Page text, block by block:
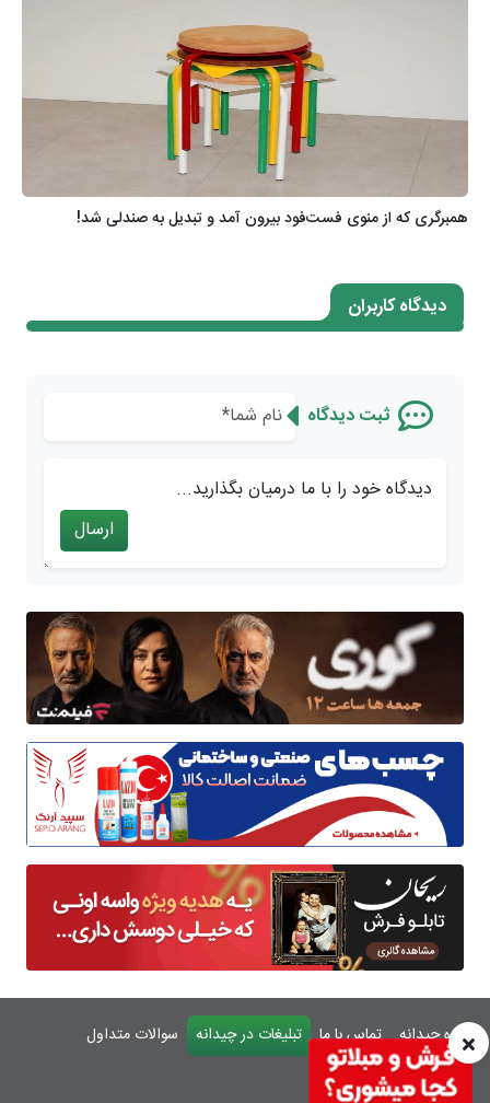
درباره چیدانه تماس با ما تبلیغات در چیدانه
سوالات متداول
ورود